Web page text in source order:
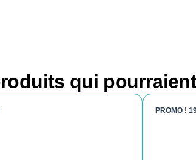
qui
PROMO !